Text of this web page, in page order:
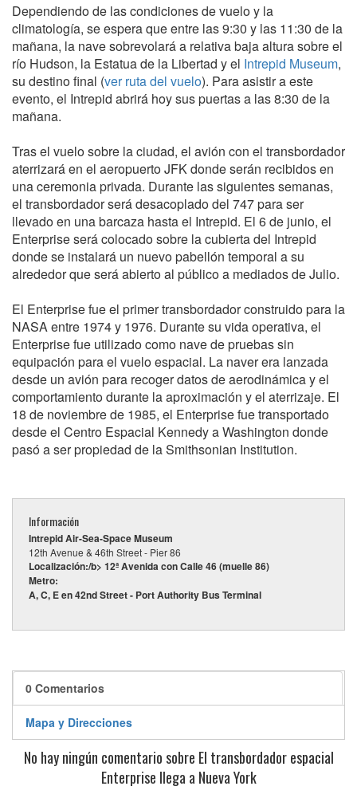
Dependiendo de las condiciones de vuelo y la
climatología, se espera que entre las 9:30 y las 11:30 de la
mañana, la nave sobrevolará a relativa baja altura sobre el
río Hudson, la Estatua de la Libertad y el Intrepid Museum,
su destino final (ver ruta del vuelo). Para asistir a este
evento, el Intrepid abrirá hoy sus puertas a las 8:30 de la
mañana.
Tras el vuelo sobre la ciudad, el avión con el transbordador
aterrizará en el aeropuerto JFK donde serán recibidos en
una ceremonia privada. Durante las siguientes semanas,
el transbordador será desacoplado del 747 para ser
llevado en una barcaza hasta el Intrepid. El 6 de junio, el
Enterprise será colocado sobre la cubierta del Intrepid
donde se instalará un nuevo pabellón temporal a su
alrededor que será abierto al público a mediados de Julio.
El Enterprise fue el primer transbordador construido para la
NASA entre 1974 y 1976. Durante su vida operativa, el
Enterprise fue utilizado como nave de pruebas sin
equipación para el vuelo espacial. La naver era lanzada
desde un avión para recoger datos de aerodinámica y el
comportamiento durante la aproximación y el aterrizaje. El
18 de noviembre de 1985, el Enterprise fue transportado
desde el Centro Espacial Kennedy a Washington donde
pasó a ser propiedad de la Smithsonian Institution.
Información
Intrepid Air-Sea-Space Museum
12th Avenue & 46th Street - Pier 86
Localización:/b> 12ª Avenida con Calle 46 (muelle 86)
Metro:
A, C, E en 42nd Street - Port Authority Bus Terminal
0 Comentarios
Mapa y Direcciones
No hay ningún comentario sobre El transbordador espacial
Enterprise llega a Nueva York